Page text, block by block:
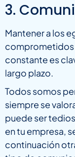
3.
Mantener a los
comprometidos
constante es
largo plazo.
Todos somos
siempre se
puede ser
en tu empresa,
continuación